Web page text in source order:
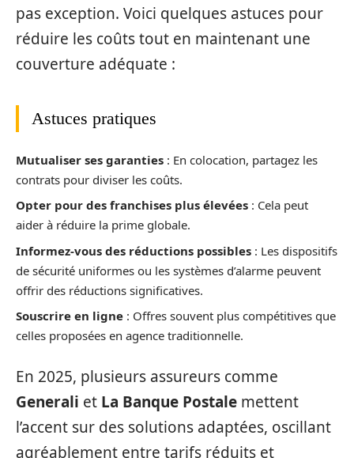
pas exception. Voici quelques astuces pour
réduire les coûts tout en maintenant une
couverture adéquate :
Astuces pratiques
Mutualiser ses garanties : En colocation, partagez les
contrats pour diviser les coûts.
Opter pour des franchises plus élevées : Cela peut
aider à réduire la prime globale.
Informez-vous des réductions possibles : Les dispositifs
de sécurité uniformes ou les systèmes d’alarme peuvent
offrir des réductions significatives.
Souscrire en ligne : Offres souvent plus compétitives que
celles proposées en agence traditionnelle.
En 2025, plusieurs assureurs comme
Generali et La Banque Postale mettent
l’accent sur des solutions adaptées, oscillant
agréablement entre tarifs réduits et